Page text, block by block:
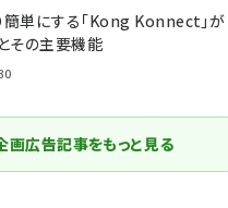
単にする「Kong Konnect」が
その主要機能
画広告記事をもっと見る